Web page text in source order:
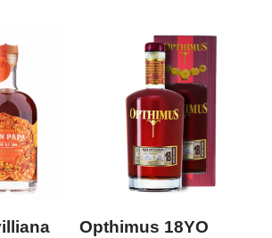
Opthimus 18YO